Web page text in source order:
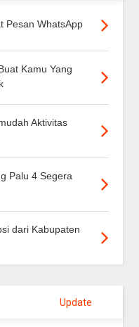
Pesan WhatsApp
Kamu Yang
Aktivitas
Palu 4 Segera
dari Kabupaten
Update